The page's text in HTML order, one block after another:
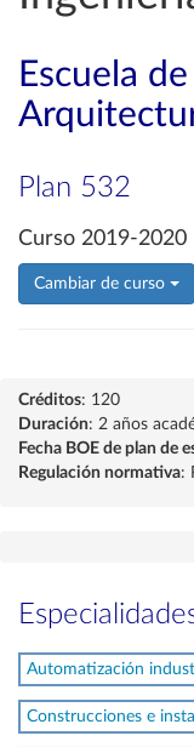
Escuela
Plan 532
Curso 2019-2020
Cambiar de curso
Créditos: 120
Duración: 2 años
Fecha BOE de plan de
Regulación normativa:
Automatización
Construcciones e